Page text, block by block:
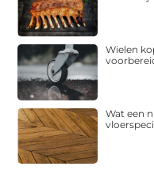
Wielen
Wat een